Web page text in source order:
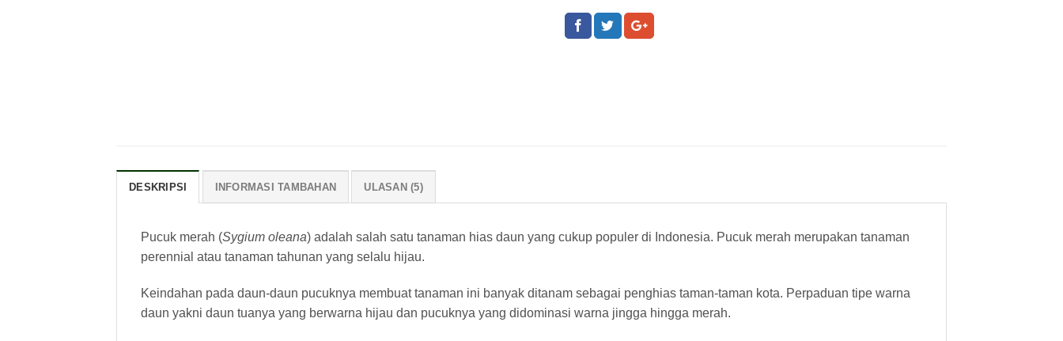
DESKRIPSI INFORMASI TAMBAHAN ULASAN (5)
Pucuk merah (Sygium oleana) adalah salah satu tanaman hias daun yang cukup populer di Indonesia. Pucuk merah merupakan tanaman
perennial atau tanaman tahunan yang selalu hijau.
Keindahan pada daun-daun pucuknya membuat tanaman ini banyak ditanam sebagai penghias taman-taman kota. Perpaduan tipe warna
daun yakni daun tuanya yang berwarna hijau dan pucuknya yang didominasi warna jingga hingga merah.